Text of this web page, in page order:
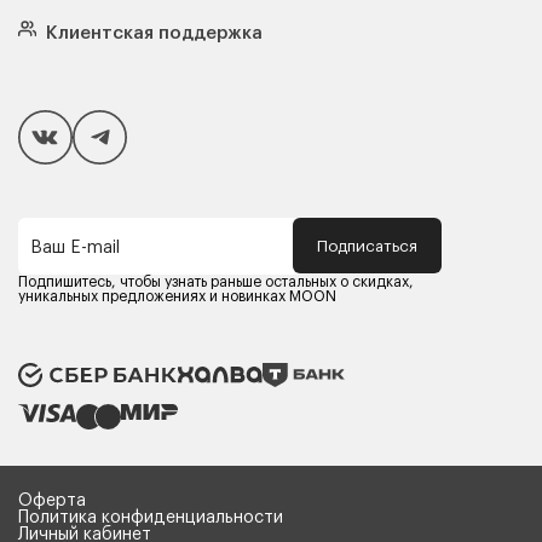
Подушки
Чехлы и наматрасники
Покупателям
Способы оплаты
Компания MOON
Оферта
Политика конфиденциальности
Карьера в MOON
Клиентская поддержка
Ваш E-mail Подписаться
Подпишитесь, чтобы узнать раньше остальных о скидках,
уникальных предложениях и новинках MOON
Оферта
Политика конфиденциальности
Личный кабинет